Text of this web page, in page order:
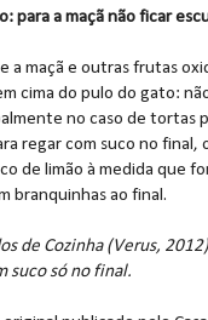
para a maçã não ficar
a maçã e outras frutas
cima do pulo do gato:
no caso de tortas
regar com suco no final,
de limão à medida que
branquinhas ao final.
de Cozinha (Verus,
suco só no final.